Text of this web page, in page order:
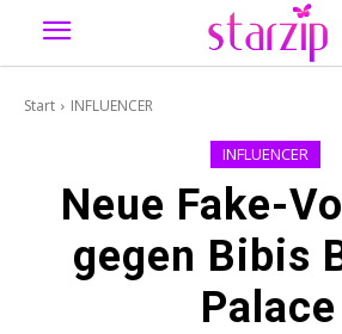
Start INFLUENCER
INFLUENCER
Neue Fake-
gegen Bibis
Palace